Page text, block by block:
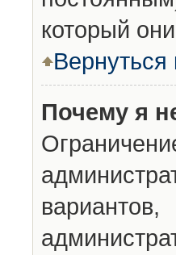
который
Вернуться
Почему я